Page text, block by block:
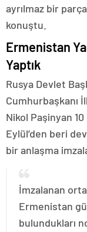
ayrılmaz bir
konuştu.
Ermenistan
Yaptık
Rusya Devlet
Cumhurbaşkanı
Nikol Paşinyan 10
Eylül’den beri
bir anlaşma
İmzalanan
Ermenistan
bulundukları